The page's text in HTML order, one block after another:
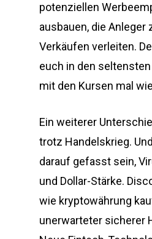
potenziellen
ausbauen, die Anleger
Verkäufen verleiten.
euch in den seltensten
mit den Kursen mal
Ein weiterer
trotz Handelskrieg.
darauf gefasst sein,
und Dollar-Stärke.
wie kryptowährung
unerwarteter sicherer